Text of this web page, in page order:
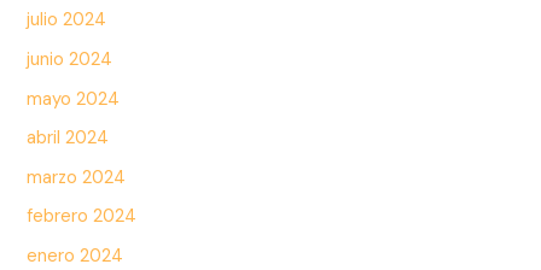
julio 2024
junio 2024
mayo 2024
abril 2024
marzo 2024
febrero 2024
enero 2024